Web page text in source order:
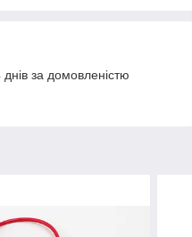
за домовленістю